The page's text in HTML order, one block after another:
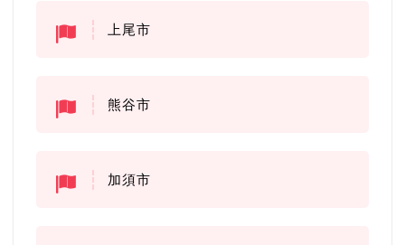
上尾市
熊谷市
加須市